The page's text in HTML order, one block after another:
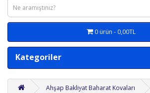
0 ürün - 0,00TL
Kategoriler
Ahşap Bakliyat Baharat Kovaları